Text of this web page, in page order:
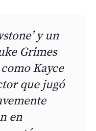
y un
Grimes
Kayce
que jugó
en